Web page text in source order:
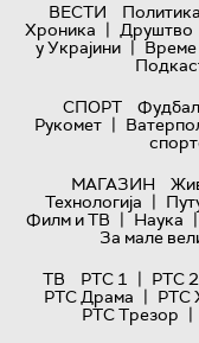
ВЕСТИ Политика
Хроника | Друштво
у Украјини | Време
СПОРТ
Фудбал
Рукомет |
МАГАЗИН
Технологијa |
Филм и ТВ | Наука |
За мале
ТВ
РТС 1 | РТС 2
РТС Драма | РТС
РТС Трезор |